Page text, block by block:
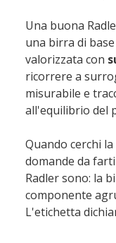
Una buona
una birra di
valorizzata con
ricorrere a
misurabile e
all'equilibrio del
Quando cerchi
domande da
Radler sono: la
componente
L'etichetta